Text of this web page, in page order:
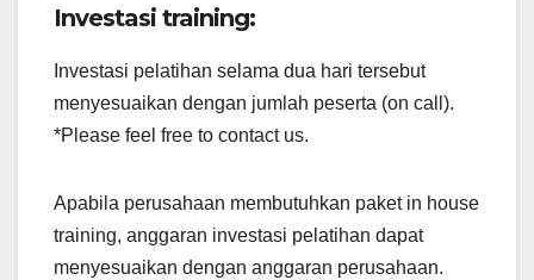
Investasi training:
Investasi pelatihan selama dua hari tersebut
menyesuaikan dengan jumlah peserta (on call).
*Please feel free to contact us.
Apabila perusahaan membutuhkan paket in house
training, anggaran investasi pelatihan dapat
menyesuaikan dengan anggaran perusahaan.